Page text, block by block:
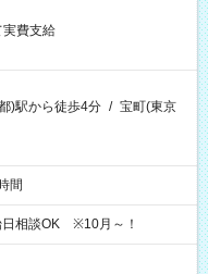
実費支給
)駅から徒歩4分 / 宝町(東京
間
相談OK ※10月～！